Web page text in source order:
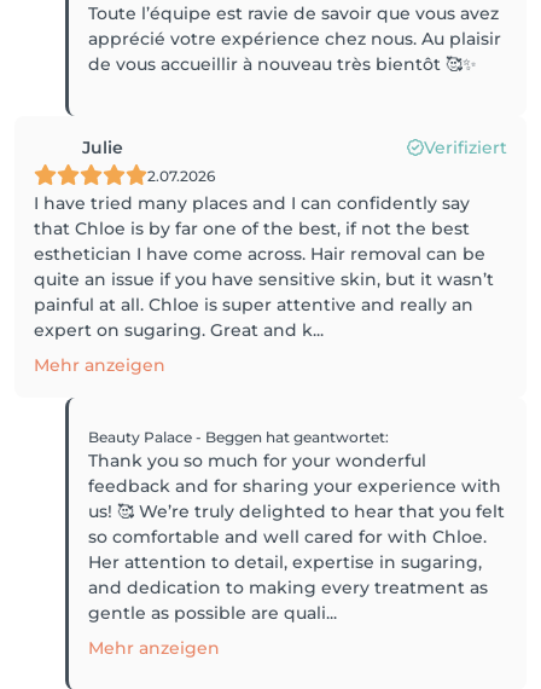
Toute l’équipe est ravie de savoir que vous avez
apprécié votre expérience chez nous. Au plaisir
de vous accueillir à nouveau très bientôt 🥰✨
Julie Verifiziert
2.07.2026
I have tried many places and I can confidently say
that Chloe is by far one of the best, if not the best
esthetician I have come across. Hair removal can be
quite an issue if you have sensitive skin, but it wasn’t
painful at all. Chloe is super attentive and really an
expert on sugaring. Great and k...
Mehr anzeigen
Beauty Palace - Beggen hat geantwortet:
Thank you so much for your wonderful
feedback and for sharing your experience with
us! 🥰 We’re truly delighted to hear that you felt
so comfortable and well cared for with Chloe.
Her attention to detail, expertise in sugaring,
and dedication to making every treatment as
gentle as possible are quali...
Mehr anzeigen